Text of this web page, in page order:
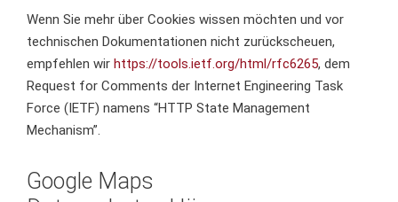
Wenn Sie mehr über Cookies wissen möchten und vor
technischen Dokumentationen nicht zurückscheuen,
empfehlen wir https://tools.ietf.org/html/rfc6265, dem
Request for Comments der Internet Engineering Task
Force (IETF) namens “HTTP State Management
Mechanism”.
Google Maps